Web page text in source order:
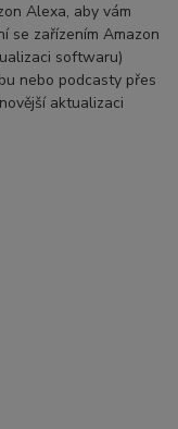
Alexa, aby vám
se zařízením Amazon
softwaru)
nebo podcasty přes
aktualizaci